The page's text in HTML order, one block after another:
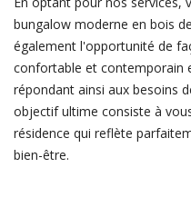
bungalow moderne en bois
également l'opportunité de
confortable et contemporain
répondant ainsi aux besoins
objectif ultime consiste à
résidence qui reflète
bien-être.